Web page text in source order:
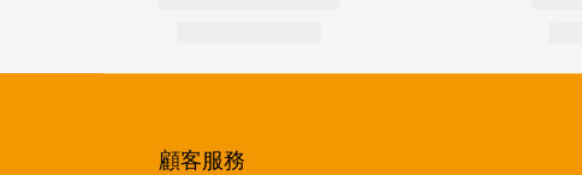
顧客服務